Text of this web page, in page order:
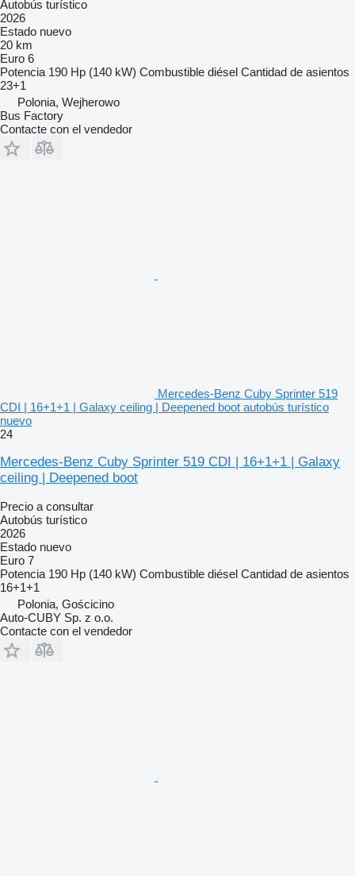
Autobús turístico
2026
Estado nuevo
20 km
Euro 6
Potencia 190 Hp (140 kW) Combustible diésel Cantidad de asientos
23+1
Polonia, Wejherowo
Bus Factory
Contacte con el vendedor
Mercedes-Benz Cuby Sprinter 519
CDI | 16+1+1 | Galaxy ceiling | Deepened boot autobús turístico
nuevo
24
Mercedes-Benz Cuby Sprinter 519 CDI | 16+1+1 | Galaxy
ceiling | Deepened boot
Precio a consultar
Autobús turístico
2026
Estado nuevo
Euro 7
Potencia 190 Hp (140 kW) Combustible diésel Cantidad de asientos
16+1+1
Polonia, Gościcino
Auto-CUBY Sp. z o.o.
Contacte con el vendedor